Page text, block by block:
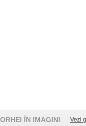
ORHEI ÎN IMAGINI Vezi